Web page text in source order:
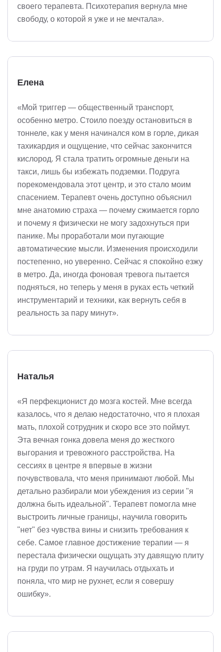
своего терапевта. Психотерапия вернула мне
свободу, о которой я уже и не мечтала».
Елена
«Мой триггер — общественный транспорт,
особенно метро. Стоило поезду остановиться в
тоннеле, как у меня начинался ком в горле, дикая
тахикардия и ощущение, что сейчас закончится
кислород. Я стала тратить огромные деньги на
такси, лишь бы избежать подземки. Подруга
порекомендовала этот центр, и это стало моим
спасением. Терапевт очень доступно объяснил
мне анатомию страха — почему сжимается горло
и почему я физически не могу задохнуться при
панике. Мы проработали мои пугающие
автоматические мысли. Изменения происходили
постепенно, но уверенно. Сейчас я спокойно езжу
в метро. Да, иногда фоновая тревога пытается
подняться, но теперь у меня в руках есть четкий
инструментарий и техники, как вернуть себя в
реальность за пару минут».
Наталья
«Я перфекционист до мозга костей. Мне всегда
казалось, что я делаю недостаточно, что я плохая
мать, плохой сотрудник и скоро все это поймут.
Эта вечная гонка довела меня до жесткого
выгорания и тревожного расстройства. На
сессиях в центре я впервые в жизни
почувствовала, что меня принимают любой. Мы
детально разбирали мои убеждения из серии "я
должна быть идеальной". Терапевт помогла мне
выстроить личные границы, научила говорить
"нет" без чувства вины и снизить требования к
себе. Самое главное достижение терапии — я
перестала физически ощущать эту давящую плиту
на груди по утрам. Я научилась отдыхать и
поняла, что мир не рухнет, если я совершу
ошибку».